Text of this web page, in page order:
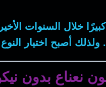
خلال السنوات
ولذلك أصبح اختيار
نعناع بدون